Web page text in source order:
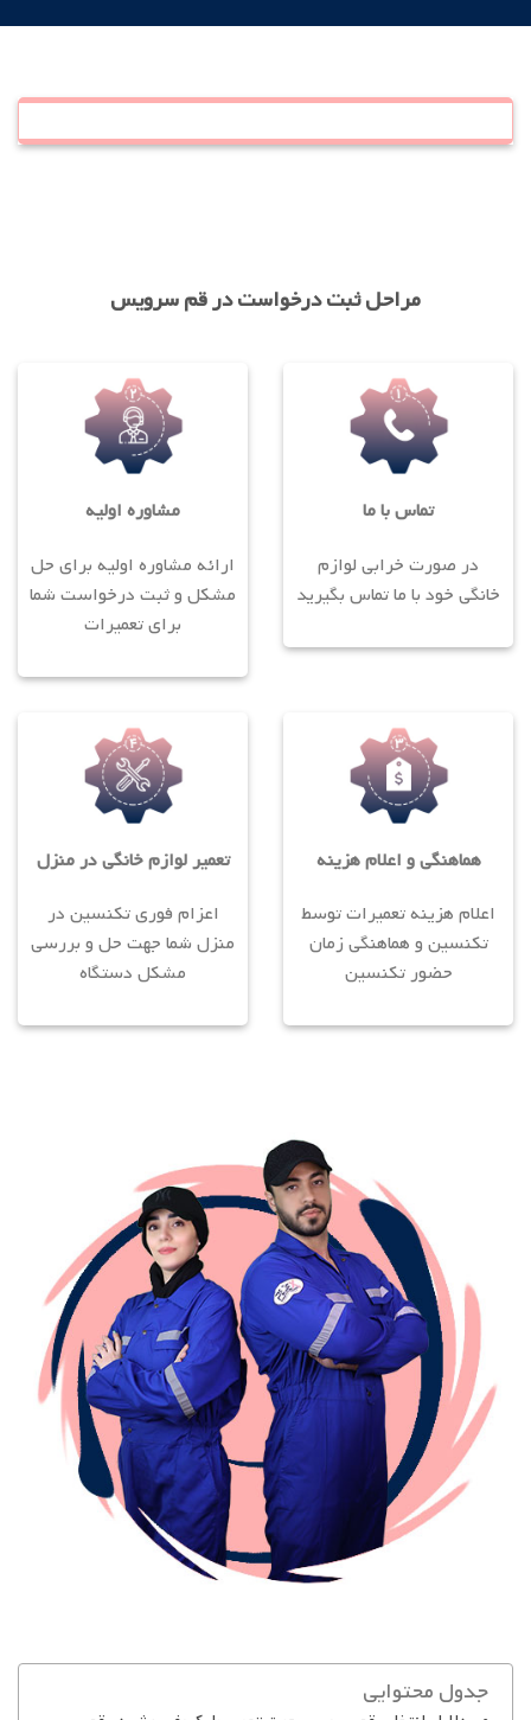
مراحل ثبت درخواست در قم سرویس
تماس با ما
در صورت خرابی لوازم
خانگی خود با ما تماس بگیرید
مشاوره اولیه
ارائه مشاوره اولیه برای حل
مشکل و ثبت درخواست شما
برای تعمیرات
هماهنگی و اعلام هزینه
اعلام هزینه تعمیرات توسط
تکنسین و هماهنگی زمان
حضور تکنسین
تعمیر لوازم خانگی در منزل
اعزام فوری تکنسین در
منزل شما جهت حل و بررسی
مشکل دستگاه
جدول محتوایی